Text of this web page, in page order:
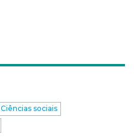
Ciências sociais